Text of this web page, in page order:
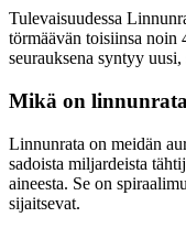
Tulevaisuudessa
törmäävän toisiinsa
seurauksena syntyy
Mikä on
Linnunrata on meidän
sadoista miljardeista
aineesta. Se on
sijaitsevat.